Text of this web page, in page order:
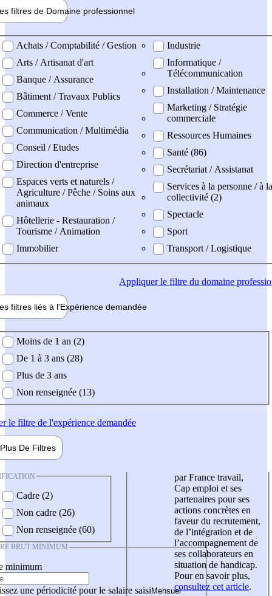
filtres de Domaine professionnel
professionel
Achats / Comptabilité / Gestion
Arts / Artisanat d'art
Banque / Assurance
Bâtiment / Travaux Publics
Commerce / Vente
Communication / Multimédia
Conseil / Etudes
Direction d'entreprise
Espaces verts et naturels /
Agriculture / Pêche / Soins aux
animaux
Hôtellerie - Restauration /
Tourisme / Animation
Immobilier
Industrie
Informatique /
Télécommunication
Installation / Maintenance
Marketing / Stratégie
commerciale
Ressources Humaines
Santé (86)
Secrétariat / Assistanat
Services à la personne / à la
collectivité (2)
Spectacle
Sport
Transport / Logistique
Appliquerle filtre du domaine
filtres liés à l'Expérience demandée
demandée
Moins de 1 an (2)
De 1 à 3 ans (28)
Plus de 3 ans
Non renseignée (13)
le filtre de l'expérience demandée
Plus De Filtres
Cadre (2)
Non cadre (26)
Non renseignée (60)
BRUT MINIMUM
minimum
une périodicité pour le salaire saisi
par France travail,
Cap emploi et ses
partenaires pour ses
actions concrètes en
faveur du recrutement,
de l’intégration et de
l’accompagnement de
ses collaborateurs en
situation de handicap.
Pour en savoir plus,
consultez cet article.